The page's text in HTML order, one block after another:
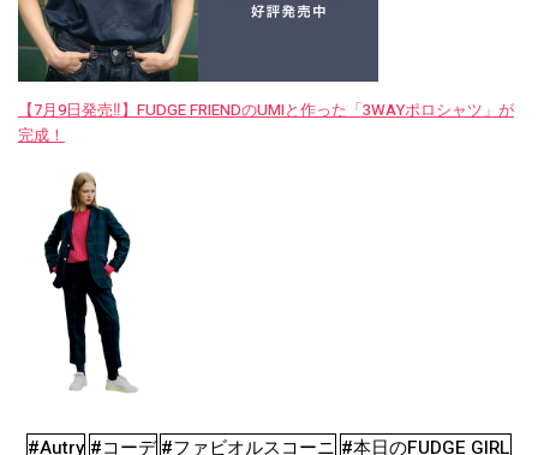
【7月9日発売‼︎】FUDGE FRIENDのUMIと作った「3WAYポロシャツ」が
完成！
#Autry #コーデ #ファビオルスコーニ #本日のFUDGE GIRL